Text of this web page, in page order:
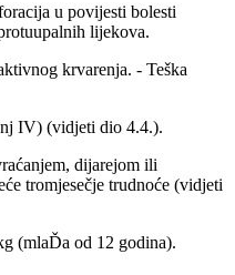
u povijesti bolesti
lijekova.
krvarenja. - Teška
IV) (vidjeti dio 4.4.).
dijarejom ili
tromjesečje trudnoće (vidjeti
(mlaĎa od 12 godina).